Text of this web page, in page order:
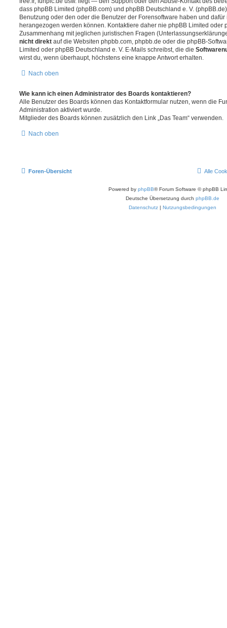
dass phpBB Limited (phpBB.com) und phpBB Deutschland e. V.
Benutzung oder den oder die Benutzer der Forensoftware haben und
herangezogen werden können. Kontaktiere daher nie phpBB Limited oder
Zusammenhang mit jeglichen juristischen Fragen
nicht direkt auf die Websiten phpbb.com, phpbb.de oder die phpBB-
Limited oder phpBB Deutschland e. V. E-Mails schreibst, die die
wirst du, wenn überhaupt, höchstens eine knappe Antwort erhalten.
Nach oben
Wie kann ich einen Administrator des Boards kontaktieren?
Alle Benutzer des Boards können das Kontaktformular nutzen, wenn die
Administration aktiviert wurde.
Mitglieder des Boards können zusätzlich den Link „Das Team“ verwenden.
Nach oben
Foren-Übersicht Alle
Powered by phpBB® Forum Software © phpBB
Deutsche Übersetzung durch phpBB.de
Datenschutz | Nutzungsbedingungen